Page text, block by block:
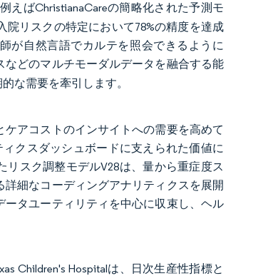
えばChristianaCareの簡略化された予測モ
リスクの特定において78%の精度を達成
が自然言語でカルテを照会できるように
などのマルチモーダルデータを融合する能
な需要を牽引します。
アコストのインサイトへの需要を高めて
クスダッシュボードに支えられた価値に
リスク調整モデルV28は、量から重症度ス
細なコーディングアナリティクスを展開
タユーティリティを中心に収束し、ヘル
Children's Hospitalは、日次生産性指標と